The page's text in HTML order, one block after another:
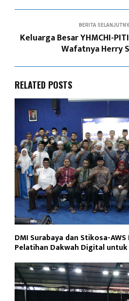
BERITA
Keluarga Besar YHMCHI-
Wafatnya Herry
RELATED POSTS
DMI Surabaya dan Stikosa-
Pelatihan Dakwah Digital